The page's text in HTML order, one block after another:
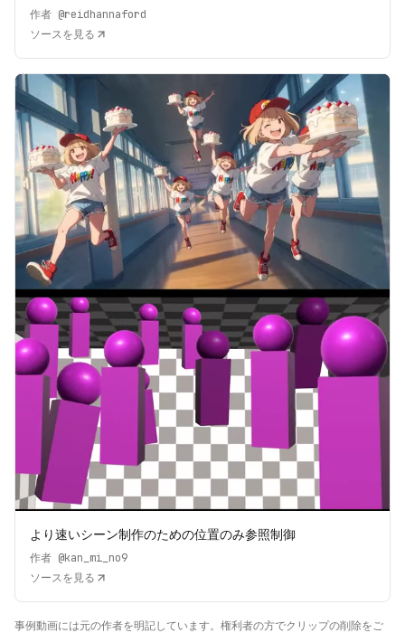
作者 @reidhannaford
ソースを見る
より速いシーン制作のための位置のみ参照制御
作者 @kan_mi_no9
ソースを見る
事例動画には元の作者を明記しています。権利者の方でクリップの削除をご